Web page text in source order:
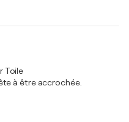
Toile
à être accrochée.